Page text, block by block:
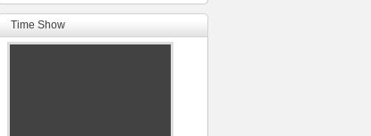
Time Show